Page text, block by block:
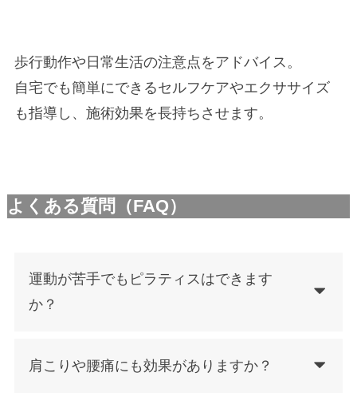
歩行動作や日常生活の注意点をアドバイス。
自宅でも簡単にできるセルフケアやエクササイズ
も指導し、施術効果を長持ちさせます。
よくある質問（FAQ）
運動が苦手でもピラティスはできます
か？
肩こりや腰痛にも効果がありますか？